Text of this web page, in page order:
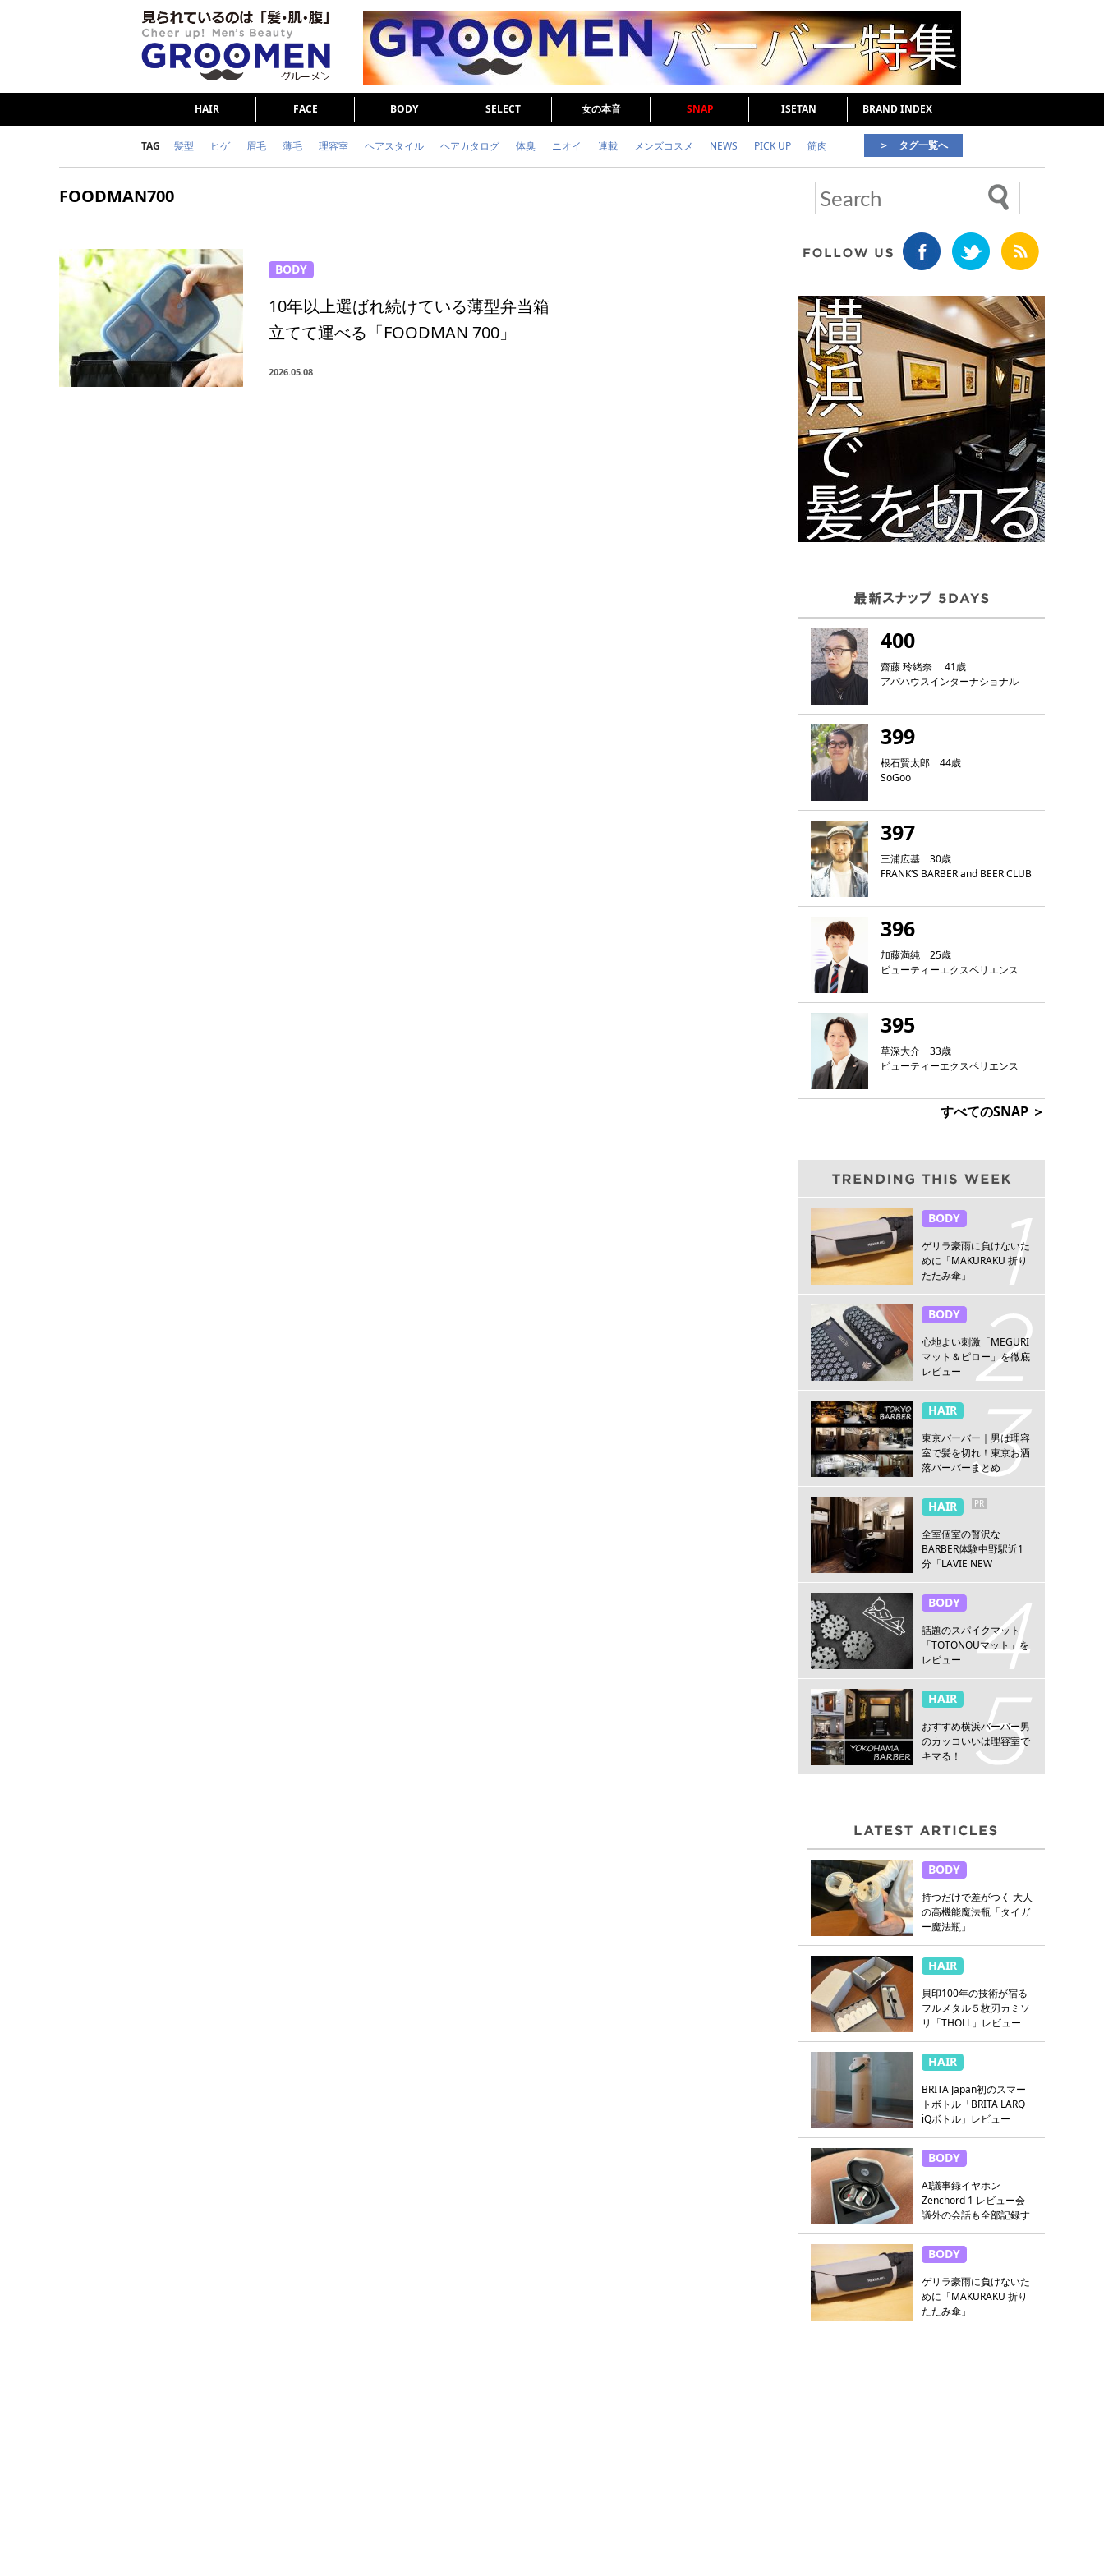
HAIR FACE BODY SELECT 女の本音 SNAP ISETAN BRAND INDEX
TAG 髪型 ヒゲ 眉毛 薄毛 理容室 ヘアスタイル ヘアカタログ 体臭 ニオイ 連載 メンズコスメ NEWS PICK UP 筋肉
頭皮ケア
＞ タグ一覧へ
FOODMAN700
BODY
10年以上選ばれ続けている薄型弁当箱
立てて運べる「FOODMAN 700」
2026.05.08
400
齋藤 玲緒奈 41歳
アバハウスインターナショナル
399
根石賢太郎 44歳
SoGoo
397
三浦広基 30歳
FRANK‘S BARBER and BEER CLUB
396
加藤満純 25歳
ビューティーエクスペリエンス
395
草深大介 33歳
ビューティーエクスペリエンス
すべてのSNAP ＞
BODY
ゲリラ豪雨に負けないた
めに「MAKURAKU 折り
たたみ傘」
BODY
心地よい刺激「MEGURI
マット＆ピロー」を徹底
レビュー
HAIR
東京バーバー｜男は理容
室で髪を切れ！東京お洒
落バーバーまとめ
HAIR PR
全室個室の贅沢な
BARBER体験中野駅近1
分「LAVIE NEW
野」
BODY
話題のスパイクマット
「TOTONOUマット」を
レビュー
HAIR
おすすめ横浜バーバー男
のカッコいいは理容室で
キマる！
BODY
持つだけで差がつく 大人
の高機能魔法瓶「タイガ
ー魔法瓶」
HAIR
貝印100年の技術が宿る
フルメタル５枚刃カミソ
リ「THOLL」レビュー
HAIR
BRITA Japan初のスマー
トボトル「BRITA LARQ
iQボトル」レビュー
BODY
AI議事録イヤホン
Zenchord 1 レビュー会
議外の会話も全部記録す
BODY
ゲリラ豪雨に負けないた
めに「MAKURAKU 折り
たたみ傘」